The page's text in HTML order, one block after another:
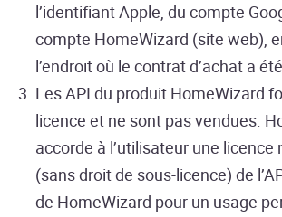
l’identifiant Apple, du compte
compte HomeWizard (site web),
l’endroit où le contrat d’achat a
Les API du produit HomeWizard
licence et ne sont pas vendues.
accorde à l’utilisateur une licence
(sans droit de sous-licence) de
de HomeWizard pour un usage